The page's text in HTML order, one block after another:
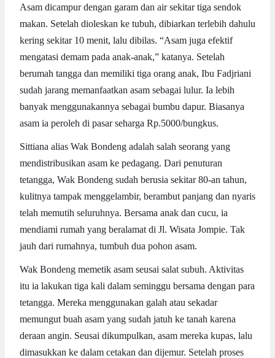
Asam dicampur dengan garam dan air sekitar tiga sendok
makan. Setelah dioleskan ke tubuh, dibiarkan terlebih dahulu
kering sekitar 10 menit, lalu dibilas. “Asam juga efektif
mengatasi demam pada anak-anak,” katanya. Setelah
berumah tangga dan memiliki tiga orang anak, Ibu Fadjriani
sudah jarang memanfaatkan asam sebagai lulur. Ia lebih
banyak menggunakannya sebagai bumbu dapur. Biasanya
asam ia peroleh di pasar seharga Rp.5000/bungkus.
Sittiana alias Wak Bondeng adalah salah seorang yang
mendistribusikan asam ke pedagang. Dari penuturan
tetangga, Wak Bondeng sudah berusia sekitar 80-an tahun,
kulitnya tampak menggelambir, berambut panjang dan nyaris
telah memutih seluruhnya. Bersama anak dan cucu, ia
mendiami rumah yang beralamat di Jl. Wisata Jompie. Tak
jauh dari rumahnya, tumbuh dua pohon asam.
Wak Bondeng memetik asam seusai salat subuh. Aktivitas
itu ia lakukan tiga kali dalam seminggu bersama dengan para
tetangga. Mereka menggunakan galah atau sekadar
memungut buah asam yang sudah jatuh ke tanah karena
deraan angin. Seusai dikumpulkan, asam mereka kupas, lalu
dimasukkan ke dalam cetakan dan dijemur. Setelah proses